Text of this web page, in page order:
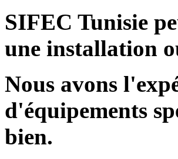
SIFEC Tunisie
une installation
Nous avons
d'équipements
bien.